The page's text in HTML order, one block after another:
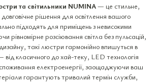
та світильники NUMINA— це стильне,
рішення для освітлення вашого
підходять для приміщень з невисокими
рівномірне розсіювання світла без пульсацій,
такі люстри гармонійно впишуться в
від класичного до хай-теку, LED технологія
електроенергії, заощаджуючи ваш
гарантують тривалий термін служби,